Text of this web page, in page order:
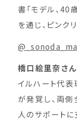
書「モデル、40
を通じ、ピンク
橋口絵里奈さん
イルハート代
が発覚し、両
人のサポート